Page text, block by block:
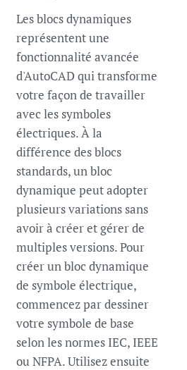
Les blocs dynamiques
représentent une
fonctionnalité avancée
d'AutoCAD qui transforme
votre façon de travailler
avec les symboles
électriques. À la
différence des blocs
standards, un bloc
dynamique peut adopter
plusieurs variations sans
avoir à créer et gérer de
multiples versions. Pour
créer un bloc dynamique
de symbole électrique,
commencez par dessiner
votre symbole de base
selon les normes IEC, IEEE
ou NFPA. Utilisez ensuite